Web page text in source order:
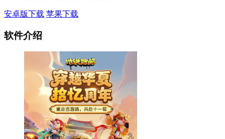
安卓版下载 苹果下载
软件介绍